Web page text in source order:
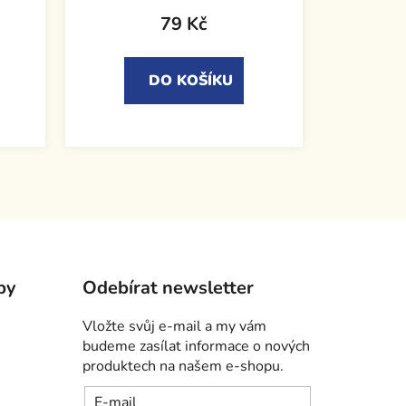
79 Kč
DO KOŠÍKU
Odebírat newsletter
Vložte svůj e-mail a my vám
budeme zasílat informace o nových
produktech na našem e-shopu.
E-mail